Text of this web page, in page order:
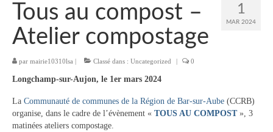
Infos pratiques
Présentation de la commune
Accueil en mairie
Accès / Transports
1
MAR 2024
Tous au compost –
Atelier compostage
par mairie10310lsa Classé dans : Uncategorized 0
Longchamp-sur-Aujon, le 1er mars 2024
La Communauté de communes de la Région de Bar-sur-Aube (CCRB)
organise, dans le cadre de l’évènement « TOUS AU COMPOST », 3
matinées ateliers compostage.